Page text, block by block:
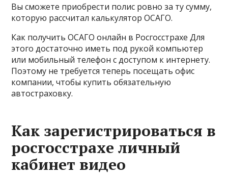
Вы сможете приобрести полис ровно за ту сумму,
которую рассчитал калькулятор ОСАГО.
Как получить ОСАГО онлайн в Росгосстрахе Для
этого достаточно иметь под рукой компьютер
или мобильный телефон с доступом к интернету.
Поэтому не требуется теперь посещать офис
компании, чтобы купить обязательную
автостраховку.
Как зарегистрироваться в
росгосстрахе личный
кабинет видео